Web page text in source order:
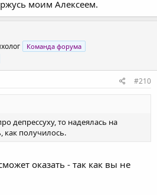
моим Алексеем.
Команда форума
#210
депрессуху, то надеялась на
получилось.
оказать - так как вы не